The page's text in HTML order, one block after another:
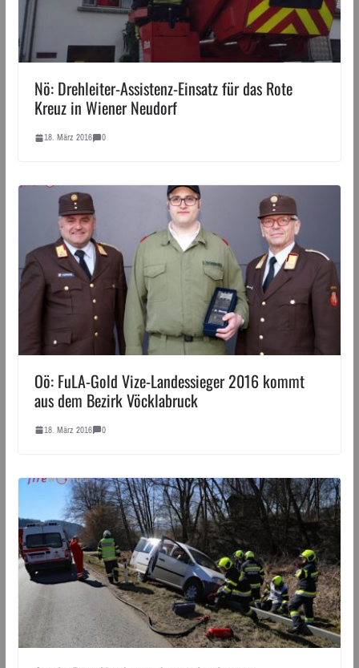
Nö: Drehleiter-Assistenz-Einsatz für das Rote
Kreuz in Wiener Neudorf
18. März 2016 0
Oö: FuLA-Gold Vize-Landessieger 2016 kommt
aus dem Bezirk Vöcklabruck
18. März 2016 0